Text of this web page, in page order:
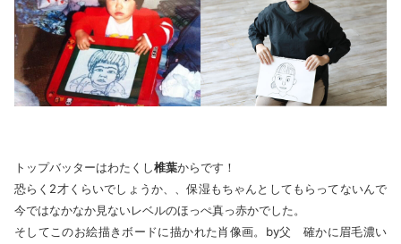
トップバッターはわたくし椎葉からです！
恐らく2才くらいでしょうか、、保湿もちゃんとしてもらってないんで
今ではなかなか見ないレベルのほっぺ真っ赤かでした。
そしてこのお絵描きボードに描かれた肖像画。by父 確かに眉毛濃い